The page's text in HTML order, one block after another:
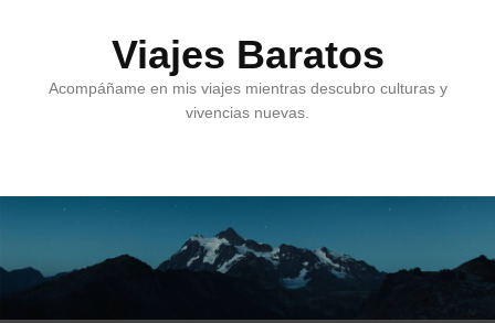
Viajes Baratos
Acompáñame en mis viajes mientras descubro culturas y
vivencias nuevas.